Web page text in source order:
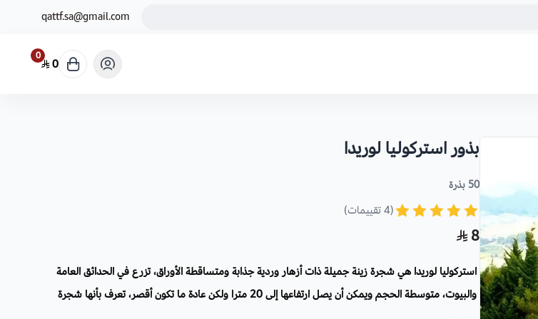
qattf.sa@gmail.com
0
0
بذور استركوليا لوريدا
50 بذرة
(4 تقييمات)
8
استركوليا لوريدا هي شجرة زينة جميلة ذات أزهار وردية جذابة ومتساقطة الأوراق، تزرع في الحدائق العامة
والبيوت، متوسطة الحجم ويمكن أن يصل ارتفاعها إلى 20 مترا ولكن عادة ما تكون أقصر، تعرف بأنها شجرة